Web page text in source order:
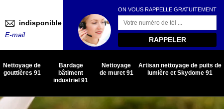
indisponible
E-mail
ON VOUS RAPPELLE GRATUITEMENT
Nettoyage de
gouttières 91
Bardage
bâtiment
industriel 91
Nettoyage
de muret 91
Artisan nettoyage de puits de
lumière et Skydome 91